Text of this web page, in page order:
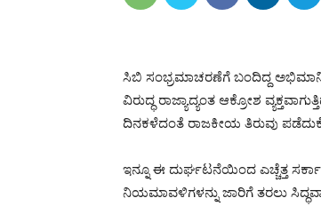
ಸಿಬಿ ಸಂಭ್ರಮಾಚರಣೆಗೆ ಬಂದಿದ್ದ
ವಿರುದ್ಧ ರಾಜ್ಯಾದ್ಯಂತ ಆಕ್ರೋಶ
ದಿನಕಳೆದಂತೆ ರಾಜಕೀಯ ತಿರುವು
ಇನ್ನೂ ಈ ದುರ್ಘಟನೆಯಿಂದ ಎಚ್ಚೆತ್ತ
ನಿಯಮಾವಳಿಗಳನ್ನು ಜಾರಿಗೆ ತರಲು